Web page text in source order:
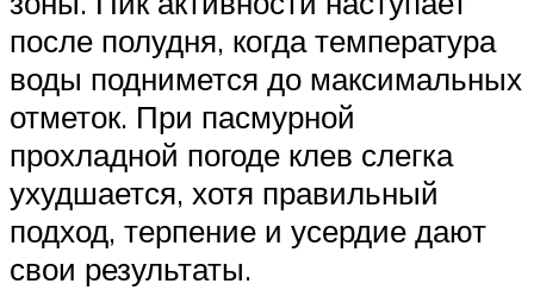
после полудня, когда температура
воды поднимется до максимальных
отметок. При пасмурной
прохладной погоде клев слегка
ухудшается, хотя правильный
подход, терпение и усердие дают
свои результаты.